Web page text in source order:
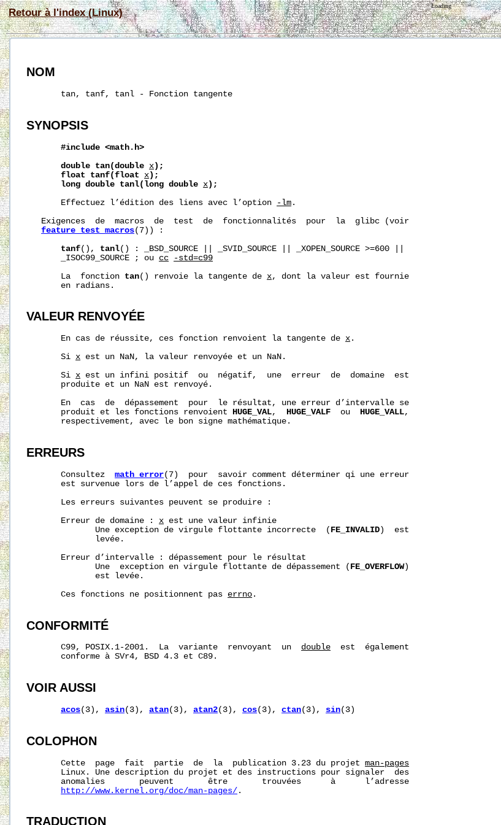
Retour à l'index (Linux)
Loading
NOM
       tan, tanf, tanl - Fonction tangente
SYNOPSIS
#include <math.h>
double tan(double x);
float
tanf(float x);
long double tanl(long double x);
       Effectuez l’édition des liens avec l’option
-lm .
   Exigences  de  macros  de  test  de  fonctionnalités  pour  la  glibc (voir
feature_test_macros(7)) :
tanf(), tanl() : _BSD_SOURCE || _SVID_SOURCE || _XOPEN_SOURCE >=600 ||
       _ISOC99_SOURCE ; ou
cc
-std=c99
       La  fonction
tan() renvoie la tangente de x, dont la valeur est fournie
       en radians.
VALEUR RENVOYÉE
       En cas de réussite, ces fonction renvoient la tangente de
x .
       Si
x est un NaN, la valeur renvoyée et un NaN.
       Si
x est un infini positif  ou  négatif,  une  erreur  de  domaine  est
       produite et un NaN est renvoyé.
       En  cas  de  dépassement  pour  le résultat, une erreur d’intervalle se
       produit et les fonctions renvoient
HUGE_VAL, HUGE_VALF
  ou
HUGE_VALL,
       respectivement, avec le bon signe mathématique.
ERREURS
       Consultez
math_error(7)  pour  savoir comment déterminer qi une erreur
       est survenue lors de l’appel de ces fonctions.
       Les erreurs suivantes peuvent se produire :
       Erreur de domaine :
x est une valeur infinie
              Une exception de virgule flottante incorrecte  (
FE_INVALID )  est
              levée.
       Erreur d’intervalle : dépassement pour le résultat
              Une  exception en virgule flottante de dépassement (
FE_OVERFLOW)
              est levée.
       Ces fonctions ne positionnent pas
errno .
CONFORMITÉ
       C99, POSIX.1-2001.  La  variante  renvoyant  un
double
  est  également
       conforme à SVr4, BSD 4.3 et C89.
VOIR AUSSI
acos(3), asin(3), atan(3), atan2(3), cos(3), ctan(3), sin(3)
COLOPHON
       Cette  page  fait  partie  de  la  publication 3.23 du projet
man-pages
       Linux. Une description du projet et des instructions pour signaler  des
       anomalies       peuvent       être       trouvées      à      l’adresse
http://www.kernel.org/doc/man-pages/ .
TRADUCTION